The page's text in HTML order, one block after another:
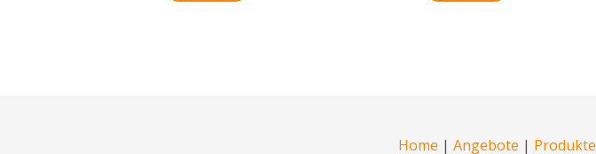
Home | Angebote | Produkte